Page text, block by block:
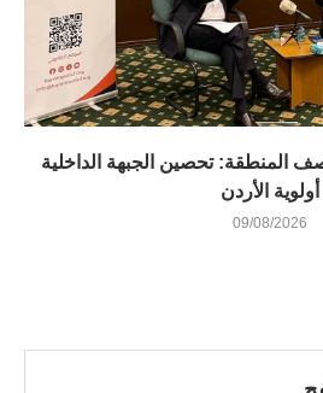
المنطقة: تحصين الجبهة الداخلية
أولوية الأردن
09/08/2026